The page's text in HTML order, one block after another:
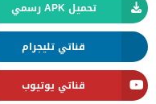
تحميل APK رسمي
قناتي تليجرام
قناتي يوتيوب